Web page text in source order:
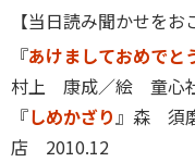
【当日読み聞かせをお
『あけましておめでと
村上 康成／絵 童心
『しめかざり』森 須
店 2010.12